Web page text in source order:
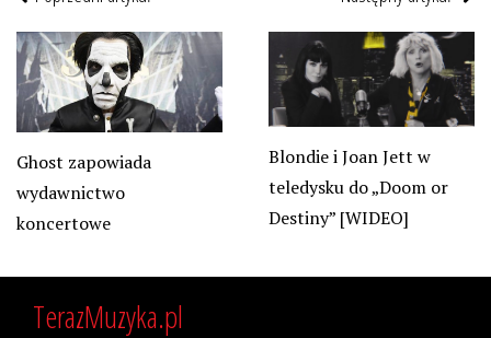
Ghost zapowiada
wydawnictwo
koncertowe
Blondie i Joan Jett w
teledysku do „Doom or
Destiny” [WIDEO]
TerazMuzyka.pl